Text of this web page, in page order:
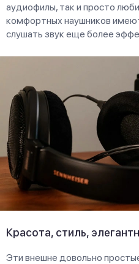
аудиофилы, так и просто
комфортных наушников
слушать звук еще более
Красота, стиль,
Эти внешне довольно